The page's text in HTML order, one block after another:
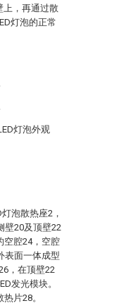
上，再通过散
灯泡的正常
灯泡外观
泡散热座2，
壁20及顶壁22
空腔24，空腔
表面一体成型
，在顶壁22
发光模块。
片28。